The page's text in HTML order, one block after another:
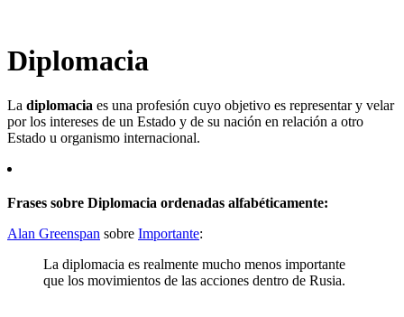
Diplomacia
La diplomacia es una profesión cuyo objetivo es representar y velar
por los intereses de un Estado y de su nación en relación a otro
Estado u organismo internacional.​
Frases sobre Diplomacia ordenadas alfabéticamente:
Alan Greenspan sobre Importante:
La diplomacia es realmente mucho menos importante
que los movimientos de las acciones dentro de Rusia.